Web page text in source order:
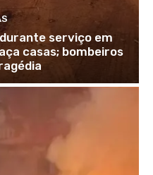
serviço em
casas; bombeiros